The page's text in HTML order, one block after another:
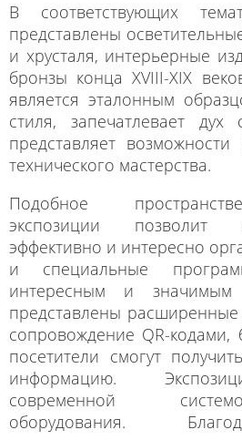
В соответствующих
представлены
и хрусталя, интерьерные
бронзы конца XVIII-XIX
является эталонным
стиля, запечатлевает
представляет
технического мастерства.
Подобное
экспозиции позволит
эффективно и интересно
и специальные
интересным и значимым
представлены
сопровождение QR-кодами,
посетители смогут
информацию.
современной
оборудования.